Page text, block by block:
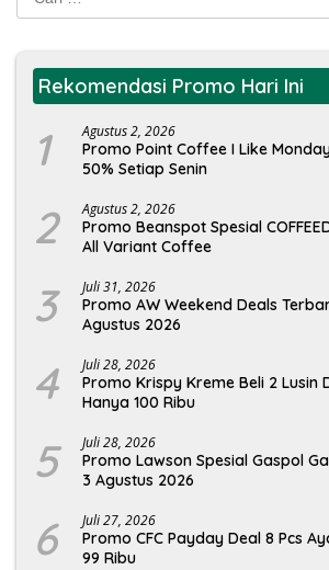
untuk:
Rekomendasi Promo Hari Ini
1 Agustus 2, 2026
Promo Point Coffee I Like
50% Setiap Senin
2 Agustus 2, 2026
Promo Beanspot Spesial
All Variant Coffee
3 Juli 31, 2026
Promo AW Weekend Deals
Agustus 2026
4 Juli 28, 2026
Promo Krispy Kreme Beli 2 Lusin
Hanya 100 Ribu
5 Juli 28, 2026
Promo Lawson Spesial Gaspol
3 Agustus 2026
6 Juli 27, 2026
Promo CFC Payday Deal 8 Pcs
99 Ribu